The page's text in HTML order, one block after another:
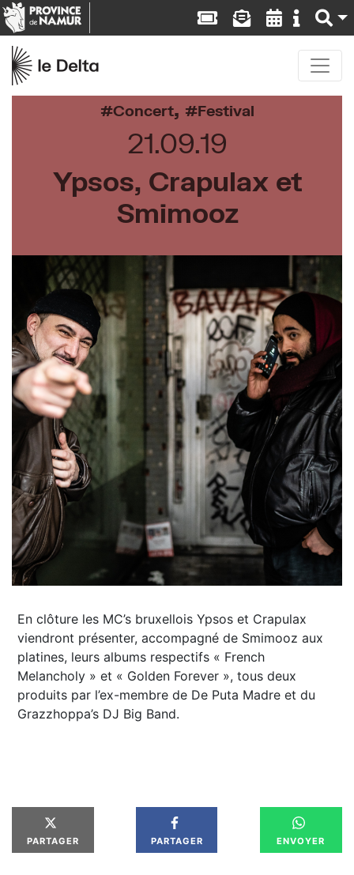
Concert, Festival
21.09.19
Ypsos, Crapulax et
Smimooz
En clôture les MC’s bruxellois Ypsos et Crapulax
viendront présenter, accompagné de Smimooz aux
platines, leurs albums respectifs « French
Melancholy » et « Golden Forever », tous deux
produits par l’ex-membre de De Puta Madre et du
Grazzhoppa’s DJ Big Band.
PARTAGER PARTAGER ENVOYER